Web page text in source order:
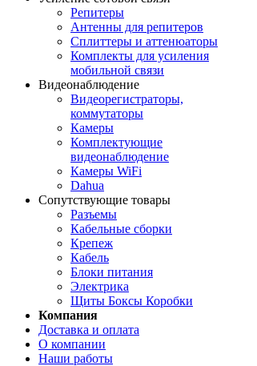
Репитеры
Антенны для репитеров
Сплиттеры и аттенюаторы
Комплекты для усиления
мобильной связи
Видеонаблюдение
Видеорегистраторы,
коммутаторы
Камеры
Комплектующие
видеонаблюдение
Камеры WiFi
Dahua
Сопутствующие товары
Разъемы
Кабельные сборки
Крепеж
Кабель
Блоки питания
Электрика
Щиты Боксы Коробки
Компания
Доставка и оплата
О компании
Наши работы